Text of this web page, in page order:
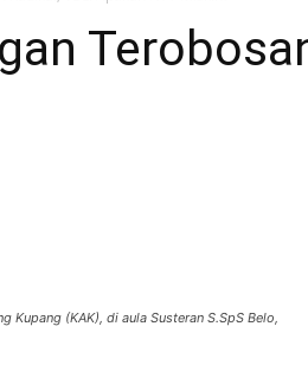
Kupang (KAK), di aula Susteran S.SpS Belo,